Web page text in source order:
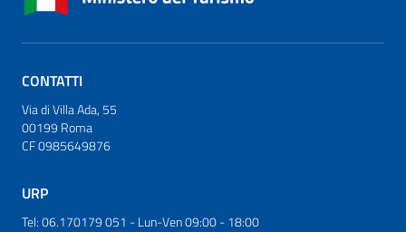
CONTATTI
Via di Villa Ada, 55
00199 Roma
CF 0985649876
URP
Tel: 06.170179 051 - Lun-Ven 09:00 - 18:00